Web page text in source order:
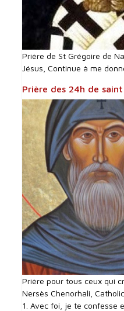
Prière de St Grégoire de
Jésus, Continue à me
Prière des 24h de saint
Prière pour tous ceux qui
Nersès Chenorhali,
1. Avec foi, je te confesse